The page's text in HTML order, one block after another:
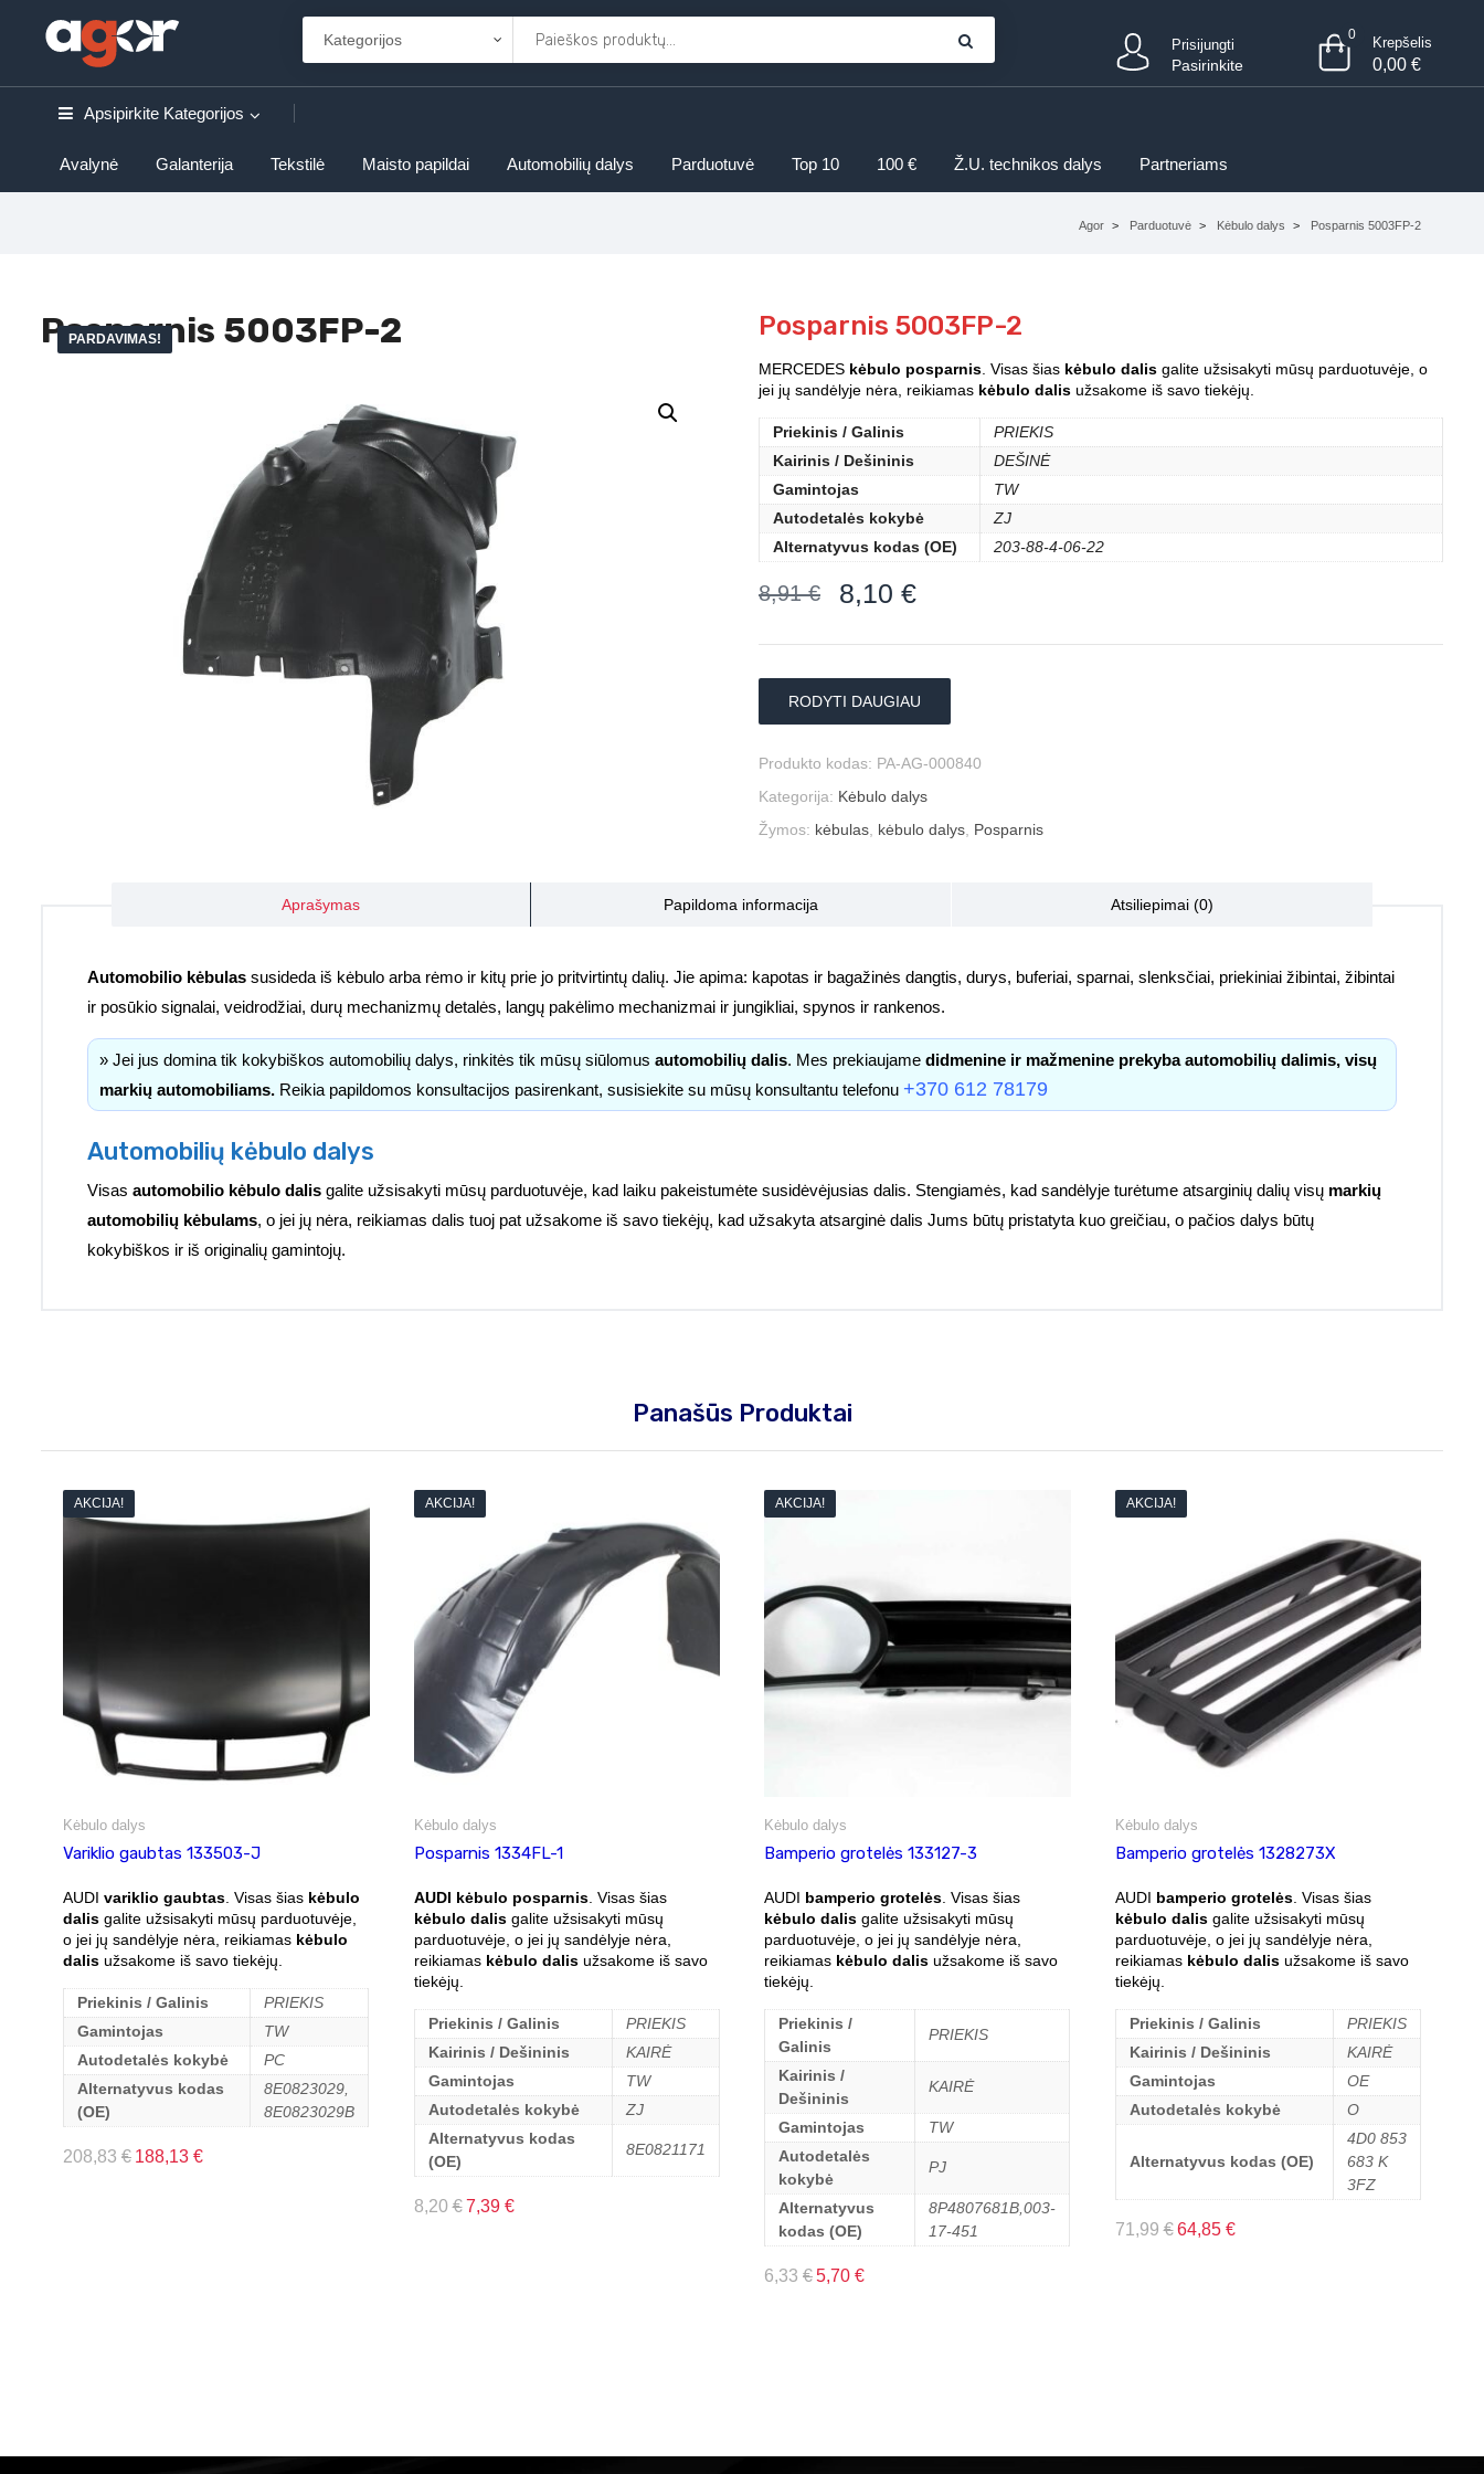
Prisijungti
Pasirinkite
0 Krepšelis
0,00 €
Apsipirkite Kategorijos
Avalynė Galanterija Tekstilė Maisto papildai Automobilių dalys Parduotuvė Top 10 100 € Ž.U. technikos dalys Partneriams
Agor Parduotuvė Kėbulo dalys Posparnis 5003FP-2
Posparnis 5003FP-2
PARDAVIMAS! Posparnis 5003FP-2
MERCEDES kėbulo posparnis . Visas šias kėbulo dalis galite užsisakyti mūsų parduotuvėje, o
jei jų sandėlyje nėra, reikiamas kėbulo dalis užsakome iš savo tiekėjų.
Priekinis / Galinis
PRIEKIS
Kairinis / Dešininis
DEŠINĖ
Gamintojas
TW
Autodetalės kokybė
ZJ
Alternatyvus kodas (OE)
203-88-4-06-22
8,91€ 8,10 €
RODYTI DAUGIAU
Produkto kodas: PA-AG-000840
Kategorija: Kėbulo dalys
Žymos: kėbulas kėbulo dalys Posparnis
Aprašymas Papildoma informacija Atsiliepimai (0)
Automobilio kėbulas susideda iš kėbulo arba rėmo ir kitų prie jo pritvirtintų dalių. Jie apima: kapotas ir bagažinės dangtis, durys, buferiai, sparnai, slenksčiai, priekiniai žibintai, žibintai
ir posūkio signalai, veidrodžiai, durų mechanizmų detalės, langų pakėlimo mechanizmai ir jungikliai, spynos ir rankenos.
» Jei jus domina tik kokybiškos automobilių dalys, rinkitės tik mūsų siūlomus automobilių dalis. Mes prekiaujame didmenine ir mažmenine prekyba automobilių dalimis, visų
markių automobiliams. Reikia papildomos konsultacijos pasirenkant, susisiekite su mūsų konsultantu telefonu +370 612 78179
Automobilių kėbulo dalys
Visas automobilio kėbulo dalis galite užsisakyti mūsų parduotuvėje, kad laiku pakeistumėte susidėvėjusias dalis. Stengiamės, kad sandėlyje turėtume atsarginių dalių visų markių
automobilių kėbulams, o jei jų nėra, reikiamas dalis tuoj pat užsakome iš savo tiekėjų, kad užsakyta atsarginė dalis Jums būtų pristatyta kuo greičiau, o pačios dalys būtų
kokybiškos ir iš originalių gamintojų.
Panašūs Produktai
AKCIJA!
Kėbulo dalys
Variklio gaubtas 133503-J
AUDI variklio gaubtas . Visas šias kėbulo
dalis galite užsisakyti mūsų parduotuvėje,
o jei jų sandėlyje nėra, reikiamas kėbulo
dalis užsakome iš savo tiekėjų.
Priekinis / Galinis
PRIEKIS
Gamintojas
TW
Autodetalės kokybė
PC
Alternatyvus kodas
(OE)
8E0823029,
8E0823029B
208,83 € 188,13 €
AKCIJA!
Kėbulo dalys
Posparnis 1334FL-1
AUDI kėbulo posparnis. Visas šias
kėbulo dalisgalite užsisakyti mūsų
parduotuvėje, o jei jų sandėlyje nėra,
reikiamas kėbulo dalisužsakome iš savo
tiekėjų.
Priekinis / Galinis
PRIEKIS
Kairinis / Dešininis
KAIRĖ
Gamintojas
TW
Autodetalės kokybė
ZJ
Alternatyvus kodas
(OE)
8E0821171
8,20€ 7,39 €
AKCIJA!
Kėbulo dalys
Bamperio grotelės 133127-3
AUDI bamperio grotelės . Visas šias
kėbulo dalis galite užsisakyti mūsų
parduotuvėje, o jei jų sandėlyje nėra,
reikiamas kėbulo dalis užsakome iš savo
tiekėjų.
Priekinis /
Galinis
PRIEKIS
Kairinis /
Dešininis
KAIRĖ
Gamintojas
TW
Autodetalės
kokybė
PJ
Alternatyvus
kodas (OE)
8P4807681B,003-
17-451
6,33 €5,70 €
AKCIJA!
Kėbulo dalys
Bamperio grotelės 1328273X
AUDI bamperio grotelės. Visas šias
kėbulo dalisgalite užsisakyti mūsų
parduotuvėje, o jei jų sandėlyje nėra,
reikiamas kėbulo dalisužsakome iš savo
tiekėjų.
Priekinis / Galinis
PRIEKIS
Kairinis / Dešininis
KAIRĖ
Gamintojas
OE
Autodetalės kokybė
O
Alternatyvus kodas (OE)
4D0 853
683 K
3FZ
71,99€ 64,85 €